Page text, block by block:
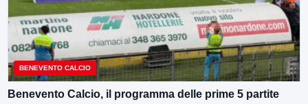
BENEVENTO CALCIO
Benevento Calcio, il programma delle prime 5 partite